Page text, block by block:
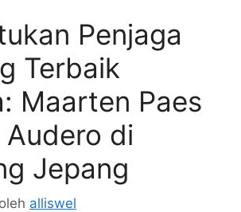
Penjaga
Terbaik
Maarten Paes
Audero di
Jepang
oleh alliswel